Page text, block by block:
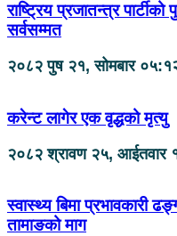
राष्ट्रिय प्रजातन्त्र
सर्वसम्मत
२०८२ पुष २१, सोमबार
करेन्ट लागेर एक वृद्धको मृत्यु
२०८२ श्रावण २५, आईतवार
स्वास्थ्य बिमा प्रभावकारी
तामाङको माग